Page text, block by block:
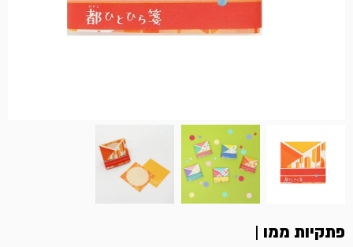
פתקיות ממו |